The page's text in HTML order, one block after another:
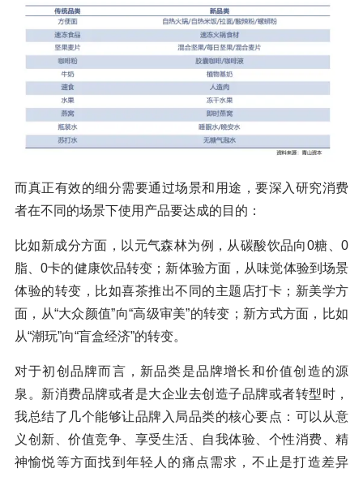
而真正有效的细分需要通过场景和用途，要深入研究消费
者在不同的场景下使用产品要达成的目的：
比如新成分方面，以元气森林为例，从碳酸饮品向0糖、0
脂、0卡的健康饮品转变；新体验方面，从味觉体验到场景
体验的转变，比如喜茶推出不同的主题店打卡；新美学方
面，从“大众颜值”向“高级审美”的转变；新方式方面，比如
从“潮玩”向“盲盒经济”的转变。
对于初创品牌而言，新品类是品牌增长和价值创造的源
泉。新消费品牌或者是大企业去创造子品牌或者转型时，
我总结了几个能够让品牌入局品类的核心要点：可以从意
义创新、价值竞争、享受生活、自我体验、个性消费、精
神愉悦等方面找到年轻人的痛点需求，不止是打造差异